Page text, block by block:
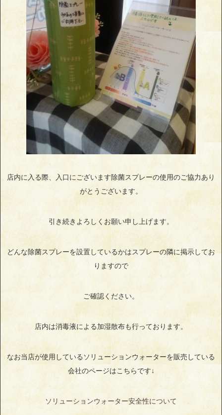
店内に入る際、入口にございます除菌スプレーの使用のご協力あり
がとうございます。
引き続きよろしくお願い申し上げます。
どんな除菌スプレーを設置しているかはスプレーの隣に掲示してお
りますので
ご確認ください。
店内は消毒液による加湿散布も行っております。
なお当店が使用しているソリューションウォーターを販売している
会社のページはこちらです↓
ソリューションウォーター安全性について